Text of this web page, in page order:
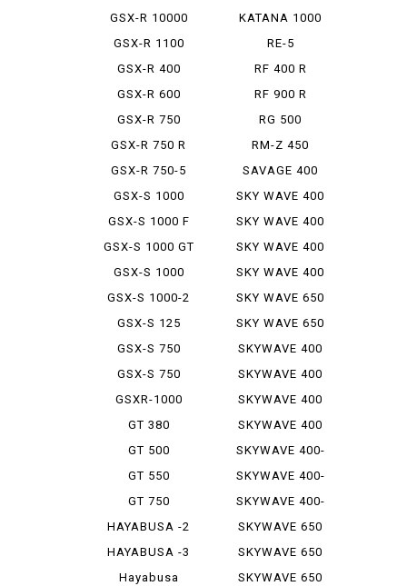
RA
GSX-R 10000
GSX-R 1100
GSX-R 400
GSX-R 600
GSX-R 750
GSX-R 750 R
GSX-R 750-5
GSX-S 1000
GSX-S 1000 F
GSX-S 1000 GT
GSX-S 1000
GX
GSX-S 1000-2
GSX-S 125
ABS
GSX-S 750
GSX-S 750
ABS
GSXR-1000
GT 380
GT 500
GT 550
GT 750
HAYABUSA -2
HAYABUSA -3
Hayabusa
KATANA 1000
RE-5
RF 400 R
RF 900 R
RG 500
RM-Z 450
SAVAGE 400
SKY WAVE 400
LIMIT...
SKY WAVE 400
S TRA...
SKY WAVE 400
S-3
SKY WAVE 400
TYPE ...
SKY WAVE 650
LX TR...
SKY WAVE 650
TRAIN...
SKYWAVE 400
SKYWAVE 400
K
SKYWAVE 400
S
SKYWAVE 400
SS
SKYWAVE 400-
2
SKYWAVE 400-
2 S
SKYWAVE 400-
3 S
SKYWAVE 650
SKYWAVE 650
K
SKYWAVE 650